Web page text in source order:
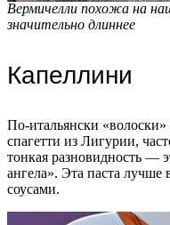
Вермичелли похожа на
значительно длиннее
Капеллини
По-итальянски
спагетти из Лигурии,
тонкая разновидность —
ангела». Эта паста лучше
соусами.